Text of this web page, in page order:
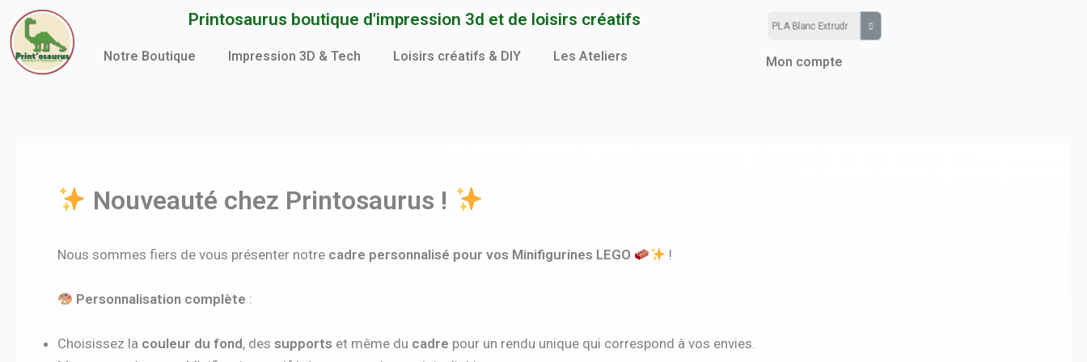
Aller
au
contenu
Printosaurus boutique d'impression 3d et de loisirs créatifs
Notre Boutique Impression 3D & Tech Loisirs créatifs & DIY Les Ateliers Mon compte
Nouveauté chez Printosaurus !
Nous sommes fiers de vous présenter notre cadre personnalisé pour vos Minifigurines LEGO !
Personnalisation complète :
Choisissez la couleur du fond, des supports et même du cadre pour un rendu unique qui correspond à vos envies.
q
a
L